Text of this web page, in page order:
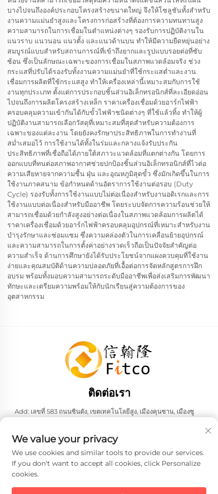
บางไปจนถึงองค์ประกอบโครงสร้างขนาดใหญ่ จึงให้โซลูชันทั้งสำหรับ
งานความแม่นยำสูงและโครงการก่อสร้างที่ต้องการความทนทานสูง
ความสามารถในการเชื่อมในตำแหน่งต่างๆ รองรับการปฏิบัติงานใน
แนวราบ แนวนอน แนวตั้ง และแนวด้านบน ทำให้มีความยืดหยุ่นอย่าง
สมบูรณ์แบบสำหรับสถานการณ์ที่เข้าถึงยากและรูปแบบรอยต่อที่ซับ
ซ้อน ซึ่งเป็นลักษณะเฉพาะของการเชื่อมในสภาพแวดล้อมจริง ช่วง
กระแสที่ปรับได้รองรับทั้งงานความแม่นยำที่ใช้กระแสต่ำและงาน
เชื่อมการผลิตที่ใช้กระแสสูง ทำให้เครื่องเหล่านี้เหมาะสมกับการใช้
งานทุกประเภท ตั้งแต่การประกอบชิ้นส่วนอิเล็กทรอนิกส์ที่ละเอียดอ่อน
ไปจนถึงการผลิตโครงสร้างเหล็ก ราคาเครื่องเชื่อมด้วยอาร์กไฟฟ้า
ครอบคลุมความเข้ากันได้กับขั้วไฟฟ้าชนิดต่างๆ ที่ใช้แล้วทิ้ง ทำให้ผู้
ปฏิบัติงานสามารถเลือกวัสดุที่เหมาะสมที่สุดสำหรับความต้องการ
เฉพาะของแต่ละงาน โดยยังคงรักษาประสิทธิภาพในการทำงานที่
สม่ำเสมอไว้ การใช้งานได้ทั้งในร่มและกลางแจ้งรับประกัน
ประสิทธิภาพที่เชื่อถือได้ภายใต้สภาวะแวดล้อมที่แตกต่างกัน โดยการ
ออกแบบที่ทนต่อสภาพอากาศช่วยปกป้องชิ้นส่วนอิเล็กทรอนิกส์ที่ไวต่อ
ความเสียหายจากความชื้น ฝุ่น และอุณหภูมิสุดขั้ว ซึ่งมักเกิดขึ้นในการ
ใช้งานภาคสนาม ข้อกำหนดด้านอัตราการใช้งานต่อรอบ (Duty
Cycle) รองรับทั้งการใช้งานแบบไม่ต่อเนื่องสำหรับงานอดิเรกและการ
ใช้งานแบบต่อเนื่องสำหรับมืออาชีพ โดยระบบจัดการความร้อนช่วยให้
สามารถเชื่อมด้วยกำลังสูงอย่างต่อเนื่องในสภาพแวดล้อมการผลิตได้
ราคาเครื่องเชื่อมด้วยอาร์กไฟฟ้าครอบคลุมอุปกรณ์ที่เหมาะสำหรับงาน
บำรุงรักษาและซ่อมแซม ซึ่งความคล่องตัวในการเคลื่อนย้ายอุปกรณ์
และความสามารถในการตั้งค่าอย่างรวดเร็วถือเป็นปัจจัยสำคัญต่อ
ความสำเร็จ ด้านการศึกษายังได้รับประโยชน์จากแผงควบคุมที่ใช้งาน
ง่ายและคุณสมบัติด้านความปลอดภัยที่เอื้อต่อการจัดหลักสูตรการฝึก
อบรม พร้อมทั้งมอบความสามารถระดับมืออาชีพเพื่อส่งเสริมการพัฒนา
ทักษะและเตรียมความพร้อมให้กับนักเรียนสู่ความต้องการของ
อุตสาหกรรม
ติดต่อเรา
Add: เลขที่ 583 ถนนซินตัง, เขตเทคโนโลยีสูง, เมืองคุนซาน, เมืองซู
โทร:+86-137 6186 0079
อีเมล:[email protected]
We value your privacy
We use cookies and similar tools to provide our services.
If you don't want to accept all cookies, click Personalize
cookies.